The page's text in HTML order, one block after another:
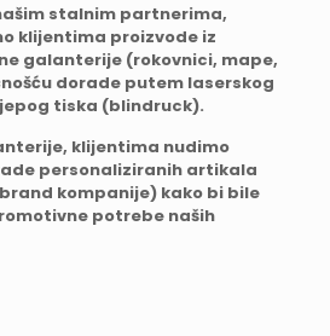
stalnim partnerima,
klijentima proizvode iz
galanterije (rokovnici, mape,
dorade putem laserskog
tiska (blindruck).
klijentima nudimo
personaliziranih artikala
kompanije) kako bi bile
potrebe naših